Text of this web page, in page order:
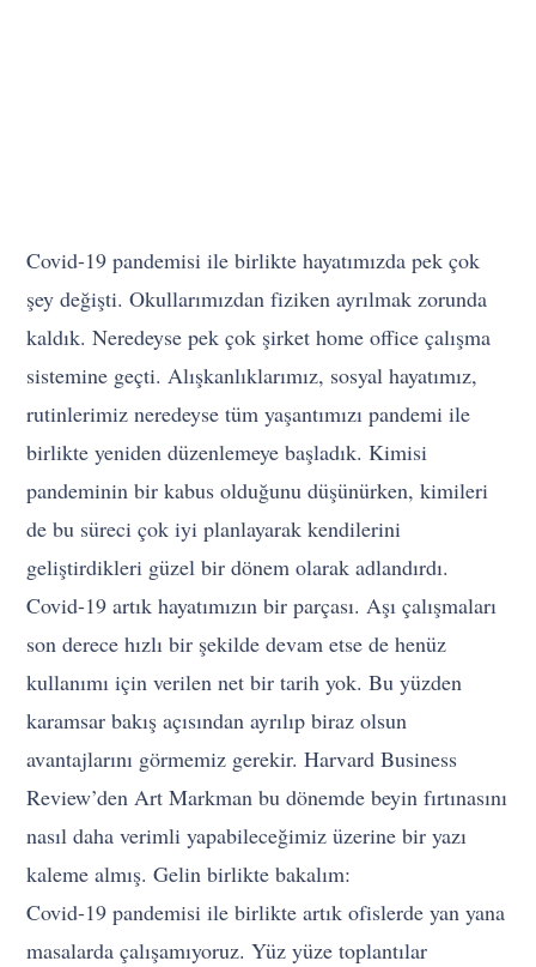
Covid-19 pandemisi ile birlikte hayatımızda pek çok
şey değişti. Okullarımızdan fiziken ayrılmak zorunda
kaldık. Neredeyse pek çok şirket home office çalışma
sistemine geçti. Alışkanlıklarımız, sosyal hayatımız,
rutinlerimiz neredeyse tüm yaşantımızı pandemi ile
birlikte yeniden düzenlemeye başladık. Kimisi
pandeminin bir kabus olduğunu düşünürken, kimileri
de bu süreci çok iyi planlayarak kendilerini
geliştirdikleri güzel bir dönem olarak adlandırdı.
Covid-19 artık hayatımızın bir parçası. Aşı çalışmaları
son derece hızlı bir şekilde devam etse de henüz
kullanımı için verilen net bir tarih yok. Bu yüzden
karamsar bakış açısından ayrılıp biraz olsun
avantajlarını görmemiz gerekir. Harvard Business
Review’den Art Markman bu dönemde beyin fırtınasını
nasıl daha verimli yapabileceğimiz üzerine bir yazı
kaleme almış. Gelin birlikte bakalım:
Covid-19 pandemisi ile birlikte artık ofislerde yan yana
masalarda çalışamıyoruz. Yüz yüze toplantılar